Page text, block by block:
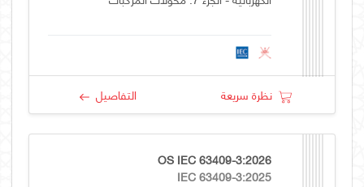
نظرة سريعة التفاصيل
OS IEC 63409-3:2026
IEC 63409-3:2025